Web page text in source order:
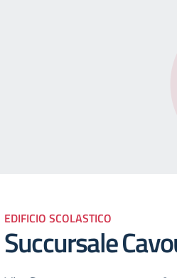
EDIFICIO SCOLASTICO
Succursale